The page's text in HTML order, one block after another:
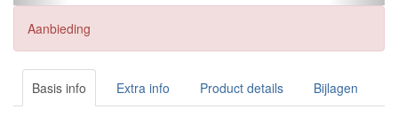
Aanbieding
Basis info Extra info Product details Bijlagen